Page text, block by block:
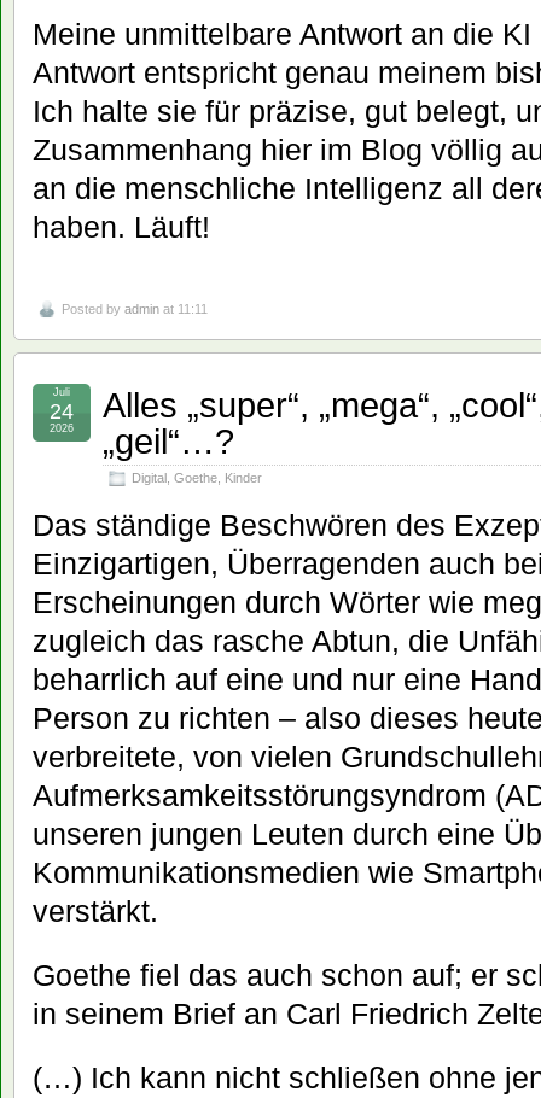
Meine unmittelbare Antwort an die
Antwort entspricht genau meinem
Ich halte sie für präzise, gut belegt,
Zusammenhang hier im Blog völlig
an die menschliche Intelligenz all
haben. Läuft!
Posted by admin at 11:11
Alles „super“, „mega“,
„geil“…?
Digital , Goethe, Kinder
Juli
24
2026
Das ständige Beschwören des
Einzigartigen, Überragenden auch
Erscheinungen durch Wörter wie
zugleich das rasche Abtun, die
beharrlich auf eine und nur eine
Person zu richten – also dieses
verbreitete, von vielen
Aufmerksamkeitsstörungsyndrom
unseren jungen Leuten durch eine
Kommunikationsmedien wie
verstärkt.
Goethe fiel das auch schon auf; er
in seinem Brief an Carl Friedrich
(…) Ich kann nicht schließen ohne